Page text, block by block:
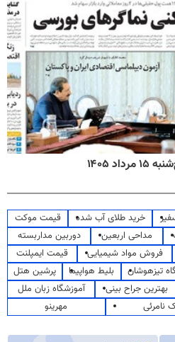
۱۴۰۵
خرید طلای آب شده
قیمت موکت
مداحی اربعین
دوربین مداربسته
فروش مواد شیمیایی
قیمت ایمپلنت
تیزهوشان بلیط هواپیما
پرشین هتل
بهترین جراح بینی
آموزشگاه زبان ملل
نامرئی
مهرینو